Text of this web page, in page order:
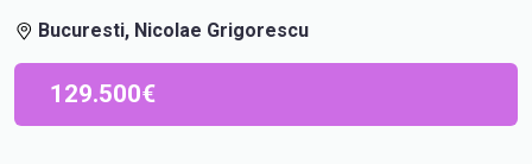
Bucuresti, Nicolae Grigorescu
129.500€